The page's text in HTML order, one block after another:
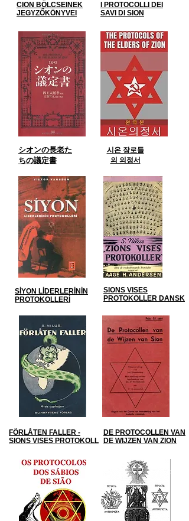
CION BÖLCSEINEK
JEGYZŐKÖNYVEI
I PROTOCOLLI DEI
SAVI DI SION
シオンの長老た
ちの議定書
SİYON LİDERLERİNİN
PROTOKOLLERİ
시온 장로들
의 의정서
SIONS VISES
PROTOKOLLER DANSK
FÖRLÅTEN FALLER -
SIONS VISES PROTOKOLL
DE PROTOCOLLEN VAN
DE WIJZEN VAN ZION